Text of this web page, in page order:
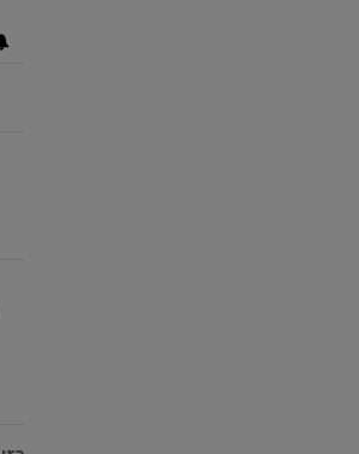
days.
den Retter-Deal" mit 3 kommentare.
bereitet Banken laut